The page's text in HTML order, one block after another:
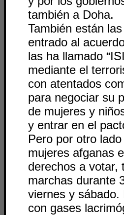
también a Doha.
También están
entrado al
las ha llamado
mediante el
con atentados
para negociar su
de mujeres y
y entrar en el
Pero por otro
mujeres afganas
derechos a votar,
marchas durante
viernes y
con gases